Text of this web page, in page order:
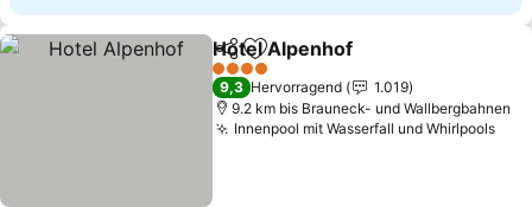
TeilenZu Favoriten hinzufügen
Hotel Alpenhof
4 Sterne
9,3 Hervorragend
1.019
9.2 km bis Brauneck- und Wallbergbahnen
Innenpool mit Wasserfall und Whirlpools